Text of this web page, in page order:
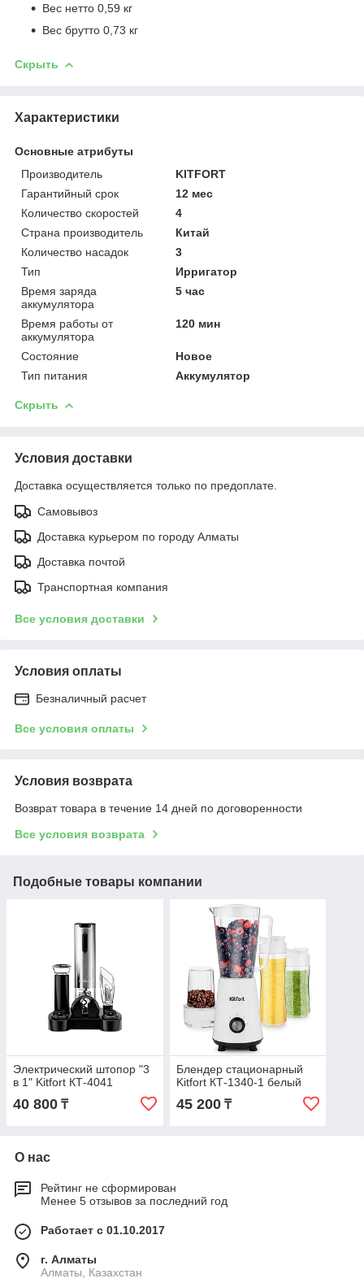
Вес нетто 0,59 кг
Вес брутто 0,73 кг
Скрыть
Характеристики
Основные атрибуты
Производитель
KITFORT
Гарантийный срок
12 мес
Количество скоростей
4
Страна производитель
Китай
Количество насадок
3
Тип
Ирригатор
Время заряда
аккумулятора
5 час
Время работы от
аккумулятора
120 мин
Состояние
Новое
Тип питания
Аккумулятор
Скрыть
Условия доставки
Доставка осуществляется только по предоплате.
Самовывоз
Доставка курьером по городу Алматы
Доставка почтой
Транспортная компания
Все условия доставки
Условия оплаты
Безналичный расчет
Все условия оплаты
Условия возврата
Возврат товара в течение 14 дней по договоренности
Все условия возврата
Подобные товары компании
Электрический штопор "3
в 1" Kitfort КТ-4041
40 800 ₸
Блендер стационарный
Kitfort КТ-1340-1 белый
45 200₸
О нас
Рейтинг не сформирован
Менее 5 отзывов за последний год
Работает с 01.10.2017
г. Алматы
Алматы, Казахстан